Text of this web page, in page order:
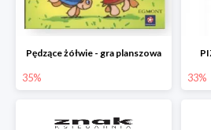
Pędzące żółwie - gra planszowa
35% 33%